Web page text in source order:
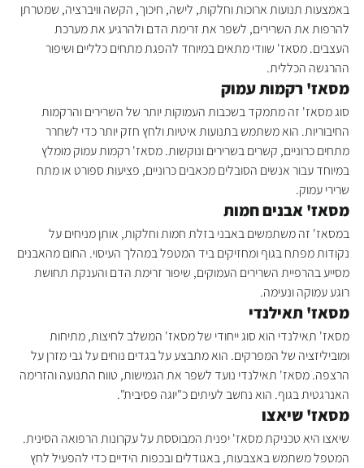
באמצעות תנועות ארוכות וחלקות, לישה, חיכוך, הקשה וויברציה, שמטרתן
להרפות את השרירים, לשפר את זרימת הדם ולהרגיע את מערכת
העצבים. מסאז' שוודי מתאים במיוחד להפגת מתחים כלליים ושיפור
ההרגשה הכללית.
מסאז' רקמות עמוק
סוג מסאז' זה מתמקד בשכבות העמוקות יותר של השרירים והרקמות
החיבוריות. הוא משתמש בתנועות איטיות ולחץ חזק יותר כדי לשחרר
מתחים כרוניים, קשרים בשרירים ונוקשות. מסאז' רקמות עמוק מומלץ
במיוחד עבור אנשים הסובלים מכאבים כרוניים, פציעות ספורט או מתח
שרירי עמוק.
מסאז' אבנים חמות
במסאז' זה משתמשים באבני בזלת חמות וחלקות, אותן מניחים על
נקודות מפתח בגוף ומחזיקים ביד המטפל במהלך העיסוי. החום מהאבנים
מסייע בהרפיית השרירים העמוקים, שיפור זרימת הדם והענקת תחושת
רוגע עמוקה ונעימה.
מסאז' תאילנדי
מסאז' תאילנדי הוא סוג ייחודי של מסאז' המשלב לחיצות, מתיחות
ומוביליזציה של המפרקים. הוא מתבצע על בגדים נוחים על גבי מזרן על
הרצפה. מסאז' תאילנדי נועד לשפר את הגמישות, טווח התנועה והזרימה
האנרגטית בגוף. הוא נחשב לעיתים כ"יוגה פסיבית".
מסאז' שיאצו
שיאצו היא טכניקת מסאז' יפנית המבוססת על עקרונות הרפואה הסינית.
המטפל משתמש באצבעות, באגודלים ובכפות הידיים כדי להפעיל לחץ